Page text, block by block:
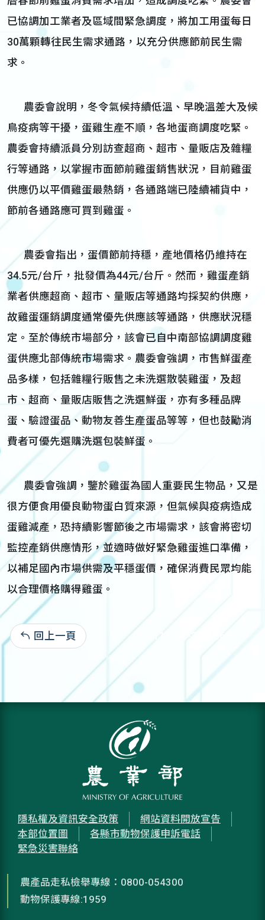
已協調加工業者及區域間緊急調度，將加工用蛋每日
30萬顆轉往民生需求通路，以充分供應節前民生需
求。
農委會說明，冬令氣候持續低溫、早晚溫差大及候
鳥疫病等干擾，蛋雞生產不順，各地蛋商調度吃緊。
農委會持續派員分別訪查超商、超市、量販店及雜糧
行等通路，以掌握市面節前雞蛋銷售狀況，目前雞蛋
供應仍以平價雞蛋最熱銷，各通路端已陸續補貨中，
節前各通路應可買到雞蛋。
農委會指出，蛋價節前持穩，產地價格仍維持在
34.5元/台斤，批發價為44元/台斤。然而，雞蛋產銷
業者供應超商、超市、量販店等通路均採契約供應，
故雞蛋運銷調度通常優先供應該等通路，供應狀況穩
定。至於傳統市場部分，該會已自中南部協調調度雞
蛋供應北部傳統市場需求。農委會強調，市售鮮蛋產
品多樣，包括雜糧行販售之未洗選散裝雞蛋，及超
市、超商、量販店販售之洗選鮮蛋，亦有多種品牌
蛋、驗證蛋品、動物友善生產蛋品等等，但也鼓勵消
費者可優先選購洗選包裝鮮蛋。
農委會強調，鑒於雞蛋為國人重要民生物品，又是
很方便食用優良動物蛋白質來源，但氣候與疫病造成
蛋雞減產，恐持續影響節後之市場需求，該會將密切
監控產銷供應情形，並適時做好緊急雞蛋進口準備，
以補足國內市場供需及平穩蛋價，確保消費民眾均能
以合理價格購得雞蛋。
回上一頁 111-01-27:1,365
隱私權及資訊安全政策
網站資料開放宣告
本部位置圖
各縣市動物保護申訴電話
緊急災害聯絡
農產品走私檢舉專線：0800-054300
動物保護專線:1959